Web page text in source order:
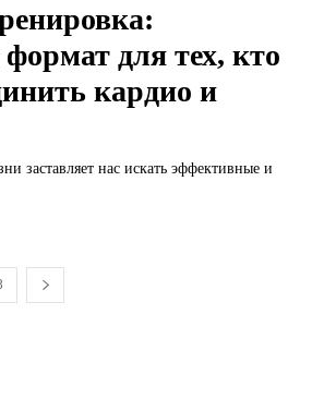
для тех, кто
кардио и
заставляет нас искать эффективные и